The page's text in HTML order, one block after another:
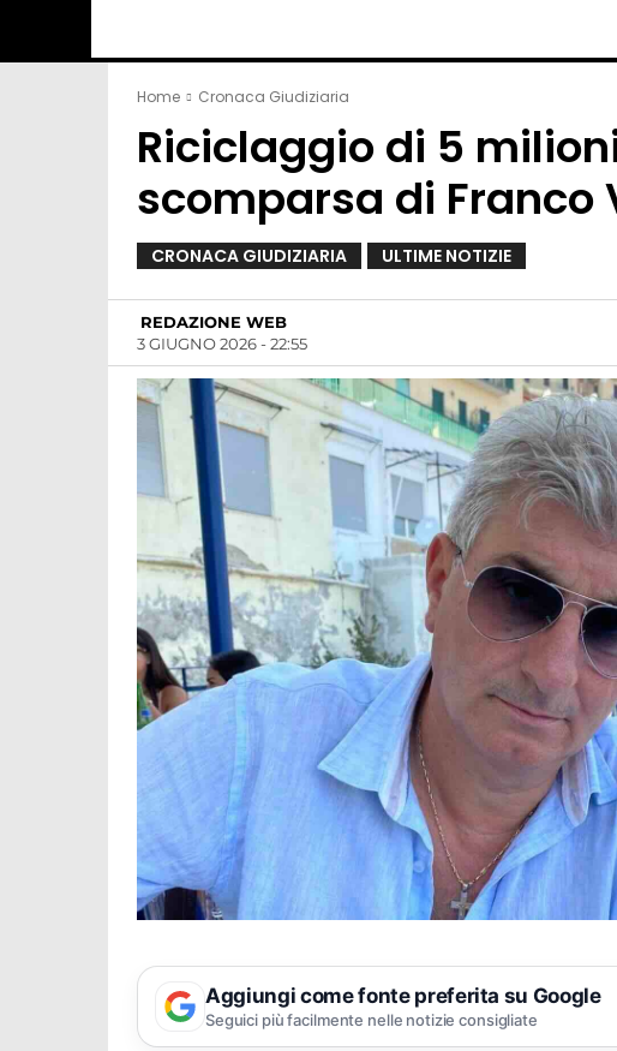
Home Cronaca Giudiziaria
Riciclaggio di 5
scomparsa di Franco
CRONACA GIUDIZIARIA ULTIME NOTIZIE
REDAZIONE WEB
3 GIUGNO 2026 - 22:55
Aggiungi come fonte preferita su Google
Seguici più facilmente nelle notizie consigliate